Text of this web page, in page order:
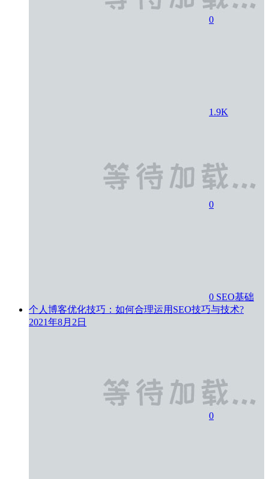
0
1.9K
0
0 SEO基础
个人博客优化技巧：如何合理运用SEO技巧与技术?
2021年8月2日
0